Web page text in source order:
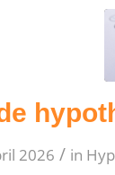
2026 / in